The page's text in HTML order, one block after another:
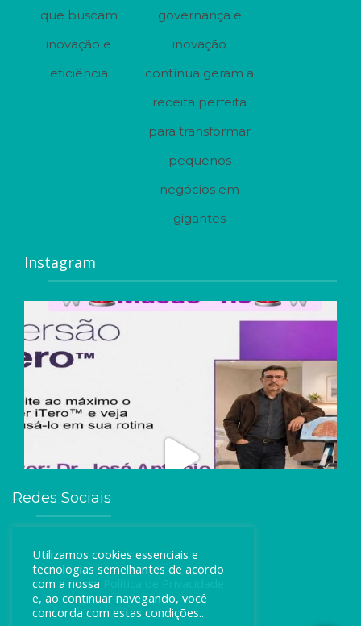
que buscam
inovação e
eficiência
governança e
inovação
contínua geram a
receita perfeita
para transformar
pequenos
negócios em
gigantes
Instagram
Redes Sociais
Utilizamos cookies essenciais e
tecnologias semelhantes de acordo
com a nossa
e, ao continuar navegando, você
concorda com estas condições..